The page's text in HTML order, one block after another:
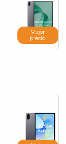
Mejor
precio